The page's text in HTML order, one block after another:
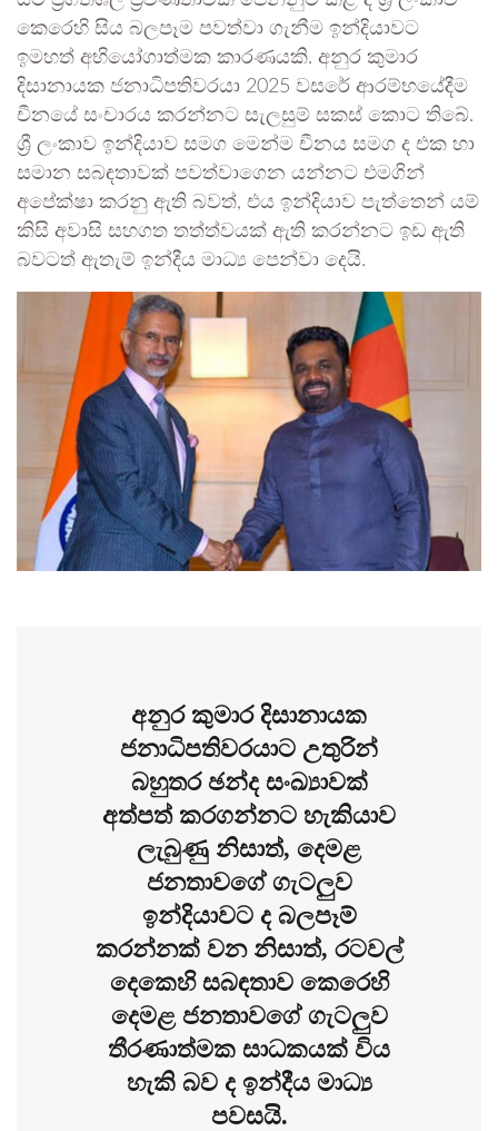
කෙරෙහි සිය බලපෑම පවත්වා ගැනීම ඉන්දියාවට
ඉමහත් අභියෝගාත්මක කාරණයකි. අනුර කුමාර
දිසානායක ජනාධිපතිවරයා 2025 වසරේ ආරම්භයේදීම
චීනයේ සංචාරය කරන්නට සැලසුම් සකස් කොට තිබේ.
ශ්‍රී ලංකාව ඉන්දියාව සමග මෙන්ම චීනය සමග ද එක හා
සමාන සබඳතාවක් පවත්වාගෙන යන්නට එමගින්
අපේක්ෂා කරනු ඇති බවත්, එය ඉන්දියාව පැත්තෙන් යම්
කිසි අවාසි සහගත තත්ත්වයක් ඇති කරන්නට ඉඩ ඇති
බවටත් ඇතැම් ඉන්දීය මාධ්‍ය පෙන්වා දෙයි.
අනුර කුමාර දිසානායක
ජනාධිපතිවරයාට උතුරින්
බහුතර ඡන්ද සංඛ්‍යාවක්
අත්පත් කරගන්නට හැකියාව
ලැබුණු නිසාත්, දෙමළ
ජනතාවගේ ගැටලුව
ඉන්දියාවට ද බලපෑම්
කරන්නක් වන නිසාත්, රටවල්
දෙකෙහි සබඳතාව කෙරෙහි
දෙමළ ජනතාවගේ ගැටලුව
තීරණාත්මක සාධකයක් විය
හැකි බව ද ඉන්දීය මාධ්‍ය
පවසයි.